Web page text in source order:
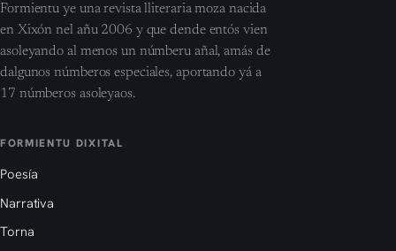
Formientu ye una revista lliteraria moza nacida
en Xixón nel añu 2006 y que dende entós vien
asoleyando al menos un númberu añal, amás de
dalgunos númberos especiales, aportando yá a
17 númberos asoleyaos.
FORMIENTU DIXITAL
Poesía
Narrativa
Torna